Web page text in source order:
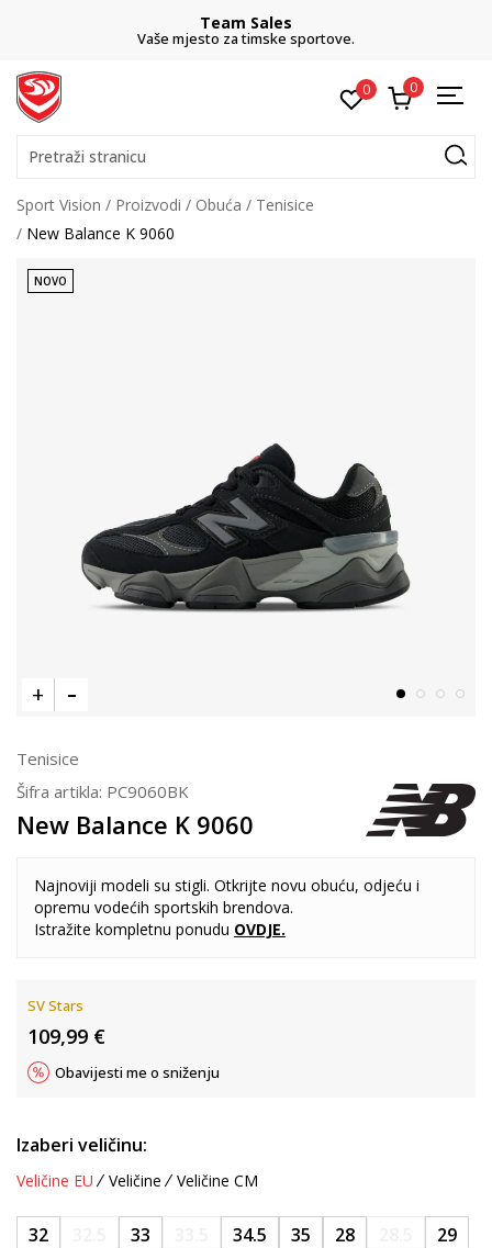
Team Sales
Vaše mjesto za timske sportove.
0 0
Pretraži stranicu
Sport Vision Proizvodi Obuća
Tenisice
New Balance K 9060
NOVO
Tenisice
Šifra artikla: PC9060BK
New Balance K 9060
Najnoviji modeli su stigli. Otkrijte novu obuću, odjeću i
opremu vodećih sportskih brendova.
Istražite kompletnu ponudu OVDJE.
SV Stars
109,99 €
Obavijesti me o sniženju
Izaberi veličinu:
Veličine EU Veličine Veličine CM
32 33 34.5 35 28
29